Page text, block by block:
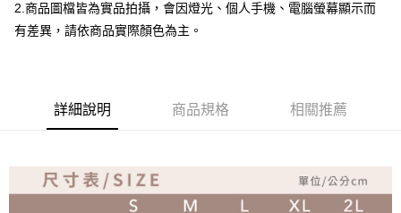
付款後全家取貨
免運費
2.商品圖檔皆為實品拍攝，會因燈光、個人手機、電腦螢幕顯示而
有差異，請依商品實際顏色為主。
詳細說明 商品規格 相關推薦